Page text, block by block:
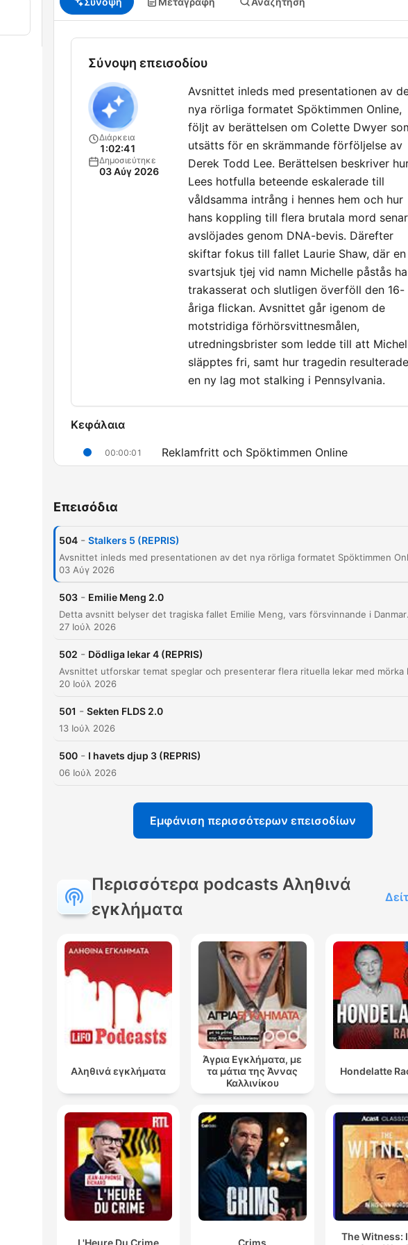
Σύνοψη επεισοδίου
Διάρκεια
1:02:41
Δημοσιεύτηκε
03 Αύγ 2026
Avsnittet inleds med presentationen av
nya rörliga formatet Spöktimmen Online,
följt av berättelsen om Colette Dwyer
utsätts för en skrämmande förföljelse av
Derek Todd Lee. Berättelsen beskriver
Lees hotfulla beteende eskalerade till
våldsamma intrång i hennes hem och hur
hans koppling till flera brutala mord
avslöjades genom DNA-bevis. Därefter
skiftar fokus till fallet Laurie Shaw, där en
svartsjuk tjej vid namn Michelle påstås ha
trakasserat och slutligen överföll den 16-
åriga flickan. Avsnittet går igenom de
motstridiga förhörsvittnesmålen,
utredningsbrister som ledde till att
släpptes fri, samt hur tragedin
en ny lag mot stalking i Pennsylvania.
Κεφάλαια
00:00:01 Reklamfritt och Spöktimmen Online
00:13:18
00:24:49 Mordmorden och Colettes misstankar
00:29:41
Derek Todd Lee och avslöjandet av en
Fallet Laurie Shaw
00:46:38
De olika versionerna: Lawrence, Michelle och
Tabitha
00:50:01
00:53:34
Κάντε κλικ σε ένα κεφάλαιο για να μεταβείτε απευθείας σε εκείνη τη στιγμή
Ja, jag skulle kunna våldta eller döda dig. Ingen skulle
veta det.
Och när Alan vaknar så kutar Derek därifrån och Alan
varningsskott ut i natten.
00:22:55 · Beskriver det extremt farliga ögonblicket när Derek
lyckas ta sig in i Colettes hem och konfronteras av Alan.
Och det visar sig att hans DNA matchar inte bara
det här överfallet på kvinnan som överlevde utan
med de här två morden.
00:31:49 · Berättaren förklarar hur DNA-bevis kopplade
Todd Lee till flera olika brott.
Bland annat så hittar hans advokater över 200 fel i
här utredningen.
00:55:16 · Detta belyser de omfattande bristerna som
upptäcktes i polisens arbete med fallet.
en liten bra sak i alla fall som har hänt efter det här
fallet är att innan det här så fanns det inga lagar mot
Επεισόδια
504 - Stalkers 5 (REPRIS)
03 Αύγ 2026
503 - Emilie Meng 2.0
Detta avsnitt belyser det tragiska fallet Emilie Meng, vars
27 Ιούλ 2026
502 - Dödliga lekar 4 (REPRIS)
20 Ιούλ 2026
501 - Sekten FLDS 2.0
13 Ιούλ 2026
500 - I havets djup 3 (REPRIS)
06 Ιούλ 2026
Εμφάνιση περισσότερων επεισοδίων
Περισσότερα podcasts Αληθινά
εγκλήματα
Αληθινά εγκλήματα
Άγρια Εγκλήματα, με
τα μάτια της Άννας
Καλλινίκου
Hondelatte
L'Heure Du Crime Crims
The Witness: